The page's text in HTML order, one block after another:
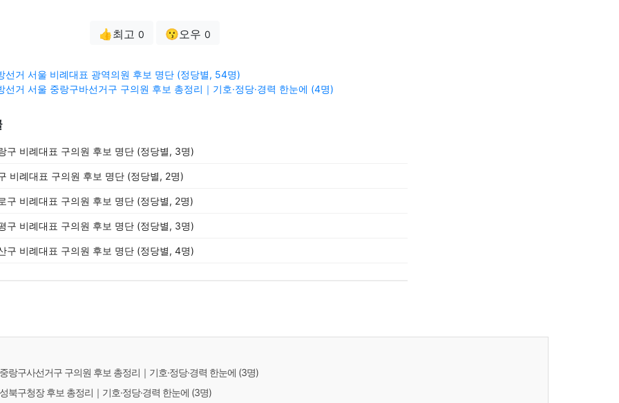
👍최고 0 😗오우 0
거 서울 비례대표 광역의원 후보 명단 (정당별, 54명)
거 서울 중랑구바선거구 구의원 후보 총정리｜기호·정당·경력 한눈에 (4명)
구 비례대표 구의원 후보 명단 (정당별, 3명)
비례대표 구의원 후보 명단 (정당별, 2명)
구 비례대표 구의원 후보 명단 (정당별, 2명)
구 비례대표 구의원 후보 명단 (정당별, 3명)
구 비례대표 구의원 후보 명단 (정당별, 4명)
랑구사선거구 구의원 후보 총정리｜기호·정당·경력 한눈에 (3명)
북구청장 후보 총정리｜기호·정당·경력 한눈에 (3명)